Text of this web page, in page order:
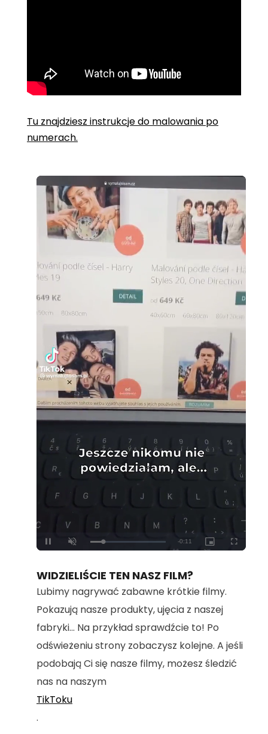
Tu znajdziesz instrukcje do malowania po
numerach.
Unmute Loaded:
100.00%
WIDZIELIŚCIE TEN NASZ FILM?
Lubimy nagrywać zabawne krótkie filmy.
Pokazują nasze produkty, ujęcia z naszej
fabryki... Na przykład sprawdźcie to! Po
odświeżeniu strony zobaczysz kolejne. A jeśli
podobają Ci się nasze filmy, możesz śledzić
nas na naszym
TikToku
.